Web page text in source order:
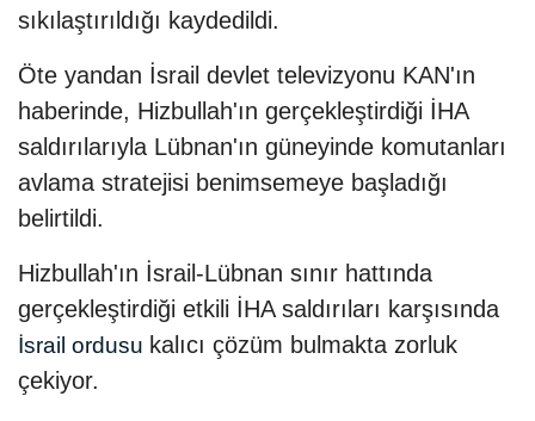
sıkılaştırıldığı kaydedildi.
Öte yandan İsrail devlet televizyonu KAN'ın
haberinde, Hizbullah'ın gerçekleştirdiği İHA
saldırılarıyla Lübnan'ın güneyinde komutanları
avlama stratejisi benimsemeye başladığı
belirtildi.
Hizbullah'ın İsrail-Lübnan sınır hattında
gerçekleştirdiği etkili İHA saldırıları karşısında
İsrail ordusu kalıcı çözüm bulmakta zorluk
çekiyor.